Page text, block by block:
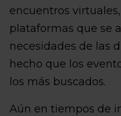
encuentros
plataformas que se
necesidades de las
hecho que los
los más buscados.
Aún en tiempos de